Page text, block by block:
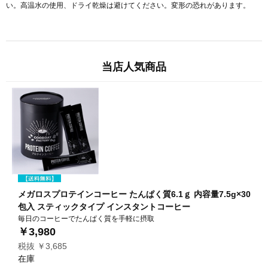
当店人気商品
メガロスプロテインコーヒー たんぱく質6.1ｇ 内容量7.5g×30
包入 スティックタイプ インスタントコーヒー
毎日のコーヒーでたんぱく質を手軽に摂取
￥3,980
税抜 ￥3,685
在庫
い。高温水の使用、ドライ乾燥は避けてください。変形の恐れがあります。